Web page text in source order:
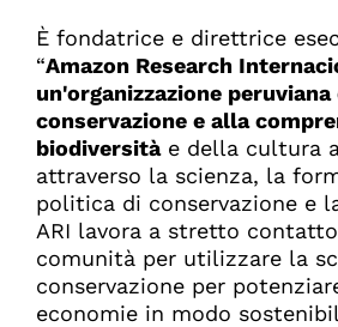
È fondatrice e direttrice
“Amazon Research
un'organizzazione
conservazione e alla
biodiversitàe della cultura
attraverso la scienza, la
politica di conservazione e
ARI lavora a stretto
comunità per utilizzare la
conservazione per
economie in modo